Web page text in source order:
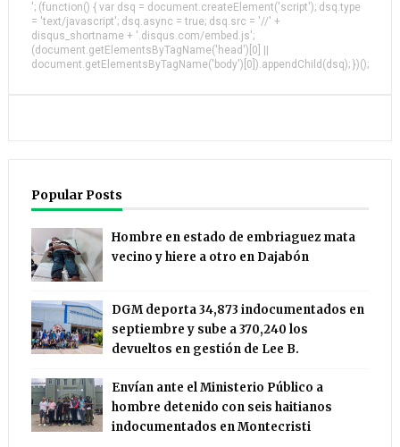
'; (function() { var dsq = document.createElement('script'); dsq.type
= 'text/javascript'; dsq.async = true; dsq.src = '//' +
disqus_shortname + '.disqus.com/embed.js';
(document.getElementsByTagName('head')[0] ||
document.getElementsByTagName('body')[0]).appendChild(dsq); })();
Popular Posts
Hombre en estado de embriaguez mata
vecino y hiere a otro en Dajabón
DGM deporta 34,873 indocumentados en
septiembre y sube a 370,240 los
devueltos en gestión de Lee B.
Envían ante el Ministerio Público a
hombre detenido con seis haitianos
indocumentados en Montecristi